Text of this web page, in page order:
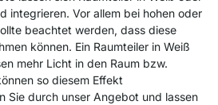
integrieren. Vor allem bei hohen oder
beachtet werden, dass diese
können. Ein Raumteiler in Weiß
mehr Licht in den Raum bzw.
so diesem Effekt
Sie durch unser Angebot und lassen